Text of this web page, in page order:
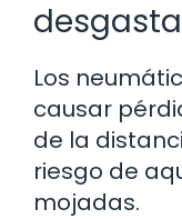
Los
causar
de la
riesgo de
mojadas.